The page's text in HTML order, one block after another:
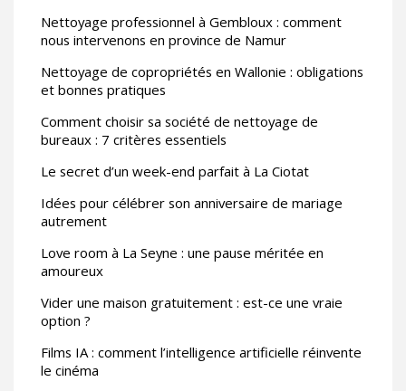
Nettoyage professionnel à Gembloux : comment
nous intervenons en province de Namur
Nettoyage de copropriétés en Wallonie : obligations
et bonnes pratiques
Comment choisir sa société de nettoyage de
bureaux : 7 critères essentiels
Le secret d’un week-end parfait à La Ciotat
Idées pour célébrer son anniversaire de mariage
autrement
Love room à La Seyne : une pause méritée en
amoureux
Vider une maison gratuitement : est-ce une vraie
option ?
Films IA : comment l’intelligence artificielle réinvente
le cinéma